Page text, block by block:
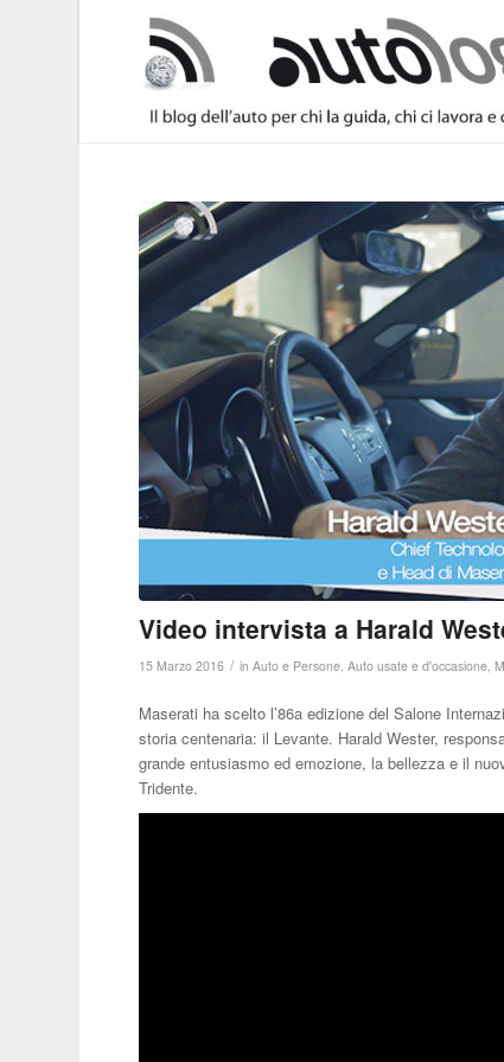
Video intervista a Harald
15 Marzo 2016 / inAuto e Persone ,Auto usate e d'occasione ,
Maserati ha scelto l’86a edizione del Salone
storia centenaria: il Levante. Harald Wester,
grande entusiasmo ed emozione, la bellezza e il
Tridente.